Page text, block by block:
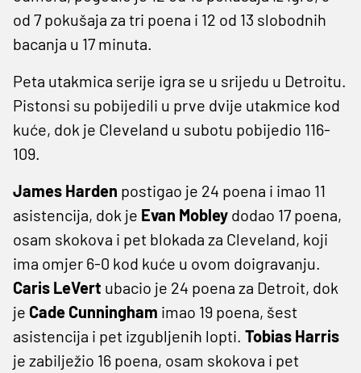
od 7 pokušaja za tri poena i 12 od 13 slobodnih
bacanja u 17 minuta.
Peta utakmica serije igra se u srijedu u Detroitu.
Pistonsi su pobijedili u prve dvije utakmice kod
kuće, dok je Cleveland u subotu pobijedio 116-
109.
James Harden postigao je 24 poena i imao 11
asistencija, dok je Evan Mobley dodao 17 poena,
osam skokova i pet blokada za Cleveland, koji
ima omjer 6-0 kod kuće u ovom doigravanju.
Caris LeVert ubacio je 24 poena za Detroit, dok
je Cade Cunningham imao 19 poena, šest
asistencija i pet izgubljenih lopti. Tobias Harris
je zabilježio 16 poena, osam skokova i pet